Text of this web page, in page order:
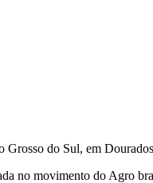
Grosso do Sul, em
no movimento do Agro